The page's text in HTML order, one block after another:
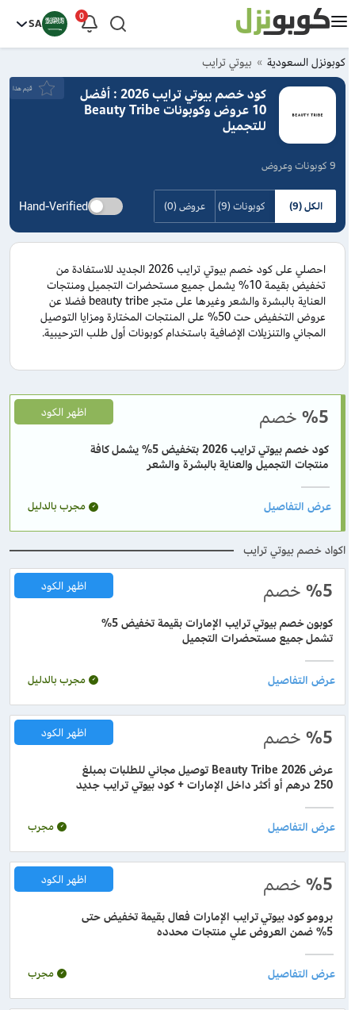
0
SA
كوبونزل السعودية بيوتي ترايب
كود خصم بيوتي ترايب 2026 : أفضل
10 عروض وكوبونات Beauty Tribe
للتجميل
9 كوبونات وعروض
قيَم هذا
الكل (9) كوبونات (9) عروض (0) Hand-Verified
احصلي على كود خصم بيوتي ترايب 2026 الجديد للاستفادة من
تخفيض بقيمة 10% يشمل جميع مستحضرات التجميل ومنتجات
العناية بالبشرة والشعر وغيرها على متجر beauty tribe فضلا عن
عروض التخفيض حت 50% على المنتجات المختارة ومزايا التوصيل
المجاني والتنزيلات الإضافية باستخدام كوبونات أول طلب الترحيبية.
%5 خصم
كود خصم بيوتي ترايب 2026 بتخفيض 5% يشمل كافة
منتجات التجميل والعناية بالبشرة والشعر
اظهر الكود
مجرب بالدليل
اكواد خصم بيوتي ترايب
%5 خصم
كوبون خصم بيوتي ترايب الإمارات بقيمة تخفيض 5%
تشمل جميع مستحضرات التجميل
اظهر الكود
مجرب بالدليل
%5 خصم
عرض Beauty Tribe 2026 توصيل مجاني للطلبات بمبلغ
250 درهم أو أكثر داخل الإمارات + كود بيوتي ترايب جديد
اظهر الكود
مجرب
%5 خصم
برومو كود بيوتي ترايب الإمارات فعال بقيمة تخفيض حتى
5% ضمن العروض علي منتجات محدده
اظهر الكود
مجرب